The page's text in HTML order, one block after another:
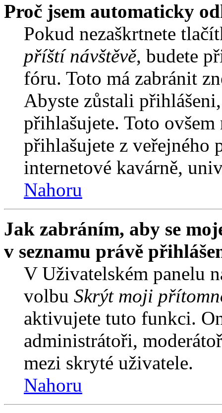
Proč jsem automaticky
Pokud nezaškrtnete
příští návštěvě, budete
fóru. Toto má zabránit
Abyste zůstali
přihlašujete. Toto
přihlašujete z veřejného
internetové kavárně,
Nahoru
Jak zabráním, aby se
v seznamu právě
V Uživatelském panelu
volbu Skrýt moji
aktivujete tuto funkci.
administrátoři,
mezi skryté uživatele.
Nahoru